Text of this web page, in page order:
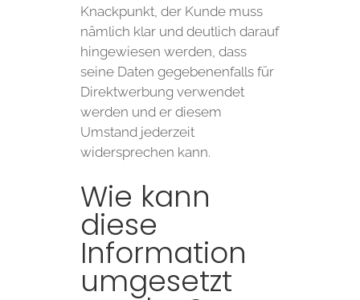
Knackpunkt, der Kunde muss
nämlich klar und deutlich darauf
hingewiesen werden, dass
seine Daten gegebenenfalls für
Direktwerbung verwendet
werden und er diesem
Umstand jederzeit
widersprechen kann.
Wie kann
diese
Information
umgesetzt